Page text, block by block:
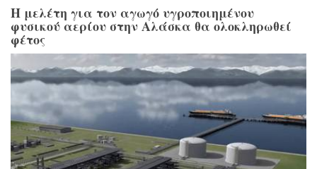
Η μελέτη για τον αγωγό υγροποιημένου
φυσικού αερίου στην Αλάσκα θα ολοκληρωθεί
φέτος